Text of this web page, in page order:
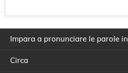
Impara a pronunciare le parole in
Circa